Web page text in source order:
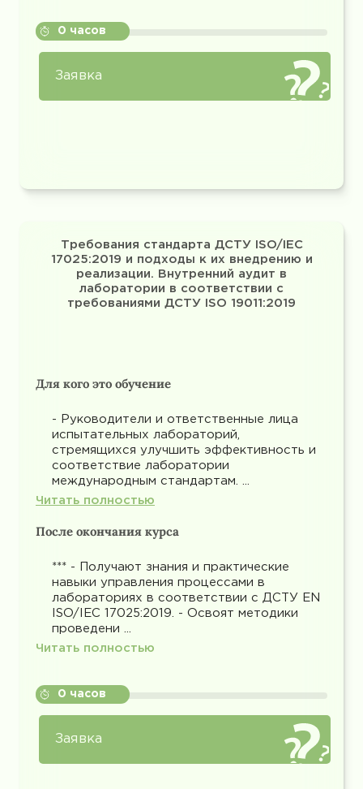
0 часов
Заявка
Требования стандарта ДСТУ ISO/IEC
17025:2019 и подходы к их внедрению и
реализации. Внутренний аудит в
лаборатории в соответствии с
требованиями ДСТУ ISO 19011:2019
Для кого это обучение
- Руководители и ответственные лица
испытательных лабораторий,
стремящихся улучшить эффективность и
соответствие лаборатории
международным стандартам. ...
Читать полностью
После окончания курса
*** - Получают знания и практические
навыки управления процессами в
лабораториях в соответствии с ДСТУ EN
ISO/IEC 17025:2019. - Освоят методики
проведени ...
Читать полностью
0 часов
Заявка